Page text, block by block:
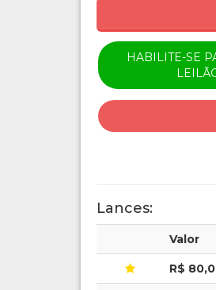
HABILITE-SE
Lances:
Valor
R$